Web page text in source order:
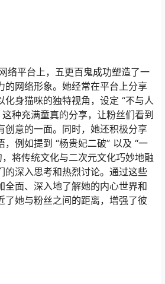
络平台上，五更百鬼成功塑造了一
的网络形象。她经常在平台上分享
化身猫咪的独特视角，设定 “不与人
种充满童真的分享，让粉丝们看到
创意的一面。同时，她还积极分享
例如提到 “杨贵妃二破” 以及 “一
将传统文化与二次元文化巧妙地融
的深入思考和热烈讨论。通过这些
全面、深入地了解她的内心世界和
了她与粉丝之间的距离，增强了彼